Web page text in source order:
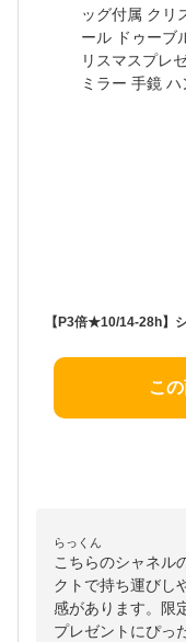
こ
らっくん
こちらのシャネル
クトで持ち運びし
感があります。限
プレゼントにぴっ